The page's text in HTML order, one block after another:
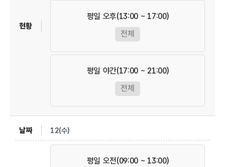
평일 오후(13:00 ~ 17:00)
전체
평일 야간(17:00 ~ 21:00)
전체
12(수)
평일 오전(09:00 ~ 13:00)